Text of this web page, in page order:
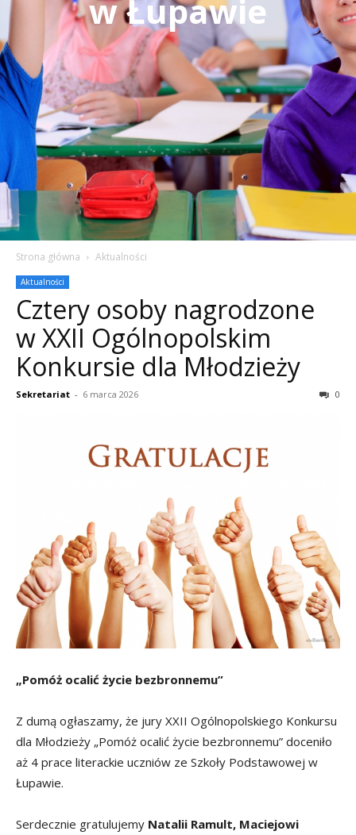
w Łupawie
Strona główna Aktualności
Aktualności
Cztery osoby nagrodzone
w XXII Ogólnopolskim
Konkursie dla Młodzieży
Sekretariat - 6 marca 2026 0
„Pomóż ocalić życie bezbronnemu”
Z dumą ogłaszamy, że jury XXII Ogólnopolskiego Konkursu
dla Młodzieży „Pomóż ocalić życie bezbronnemu” doceniło
aż 4 prace literackie uczniów ze Szkoły Podstawowej w
Łupawie.
Serdecznie gratulujemy Natalii Ramult, Maciejowi